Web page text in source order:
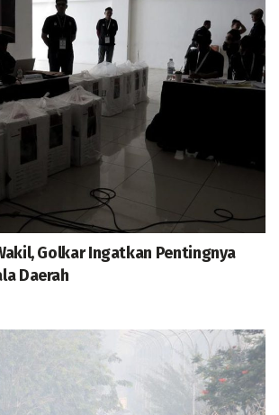
Golkar Ingatkan Pentingnya
Daerah